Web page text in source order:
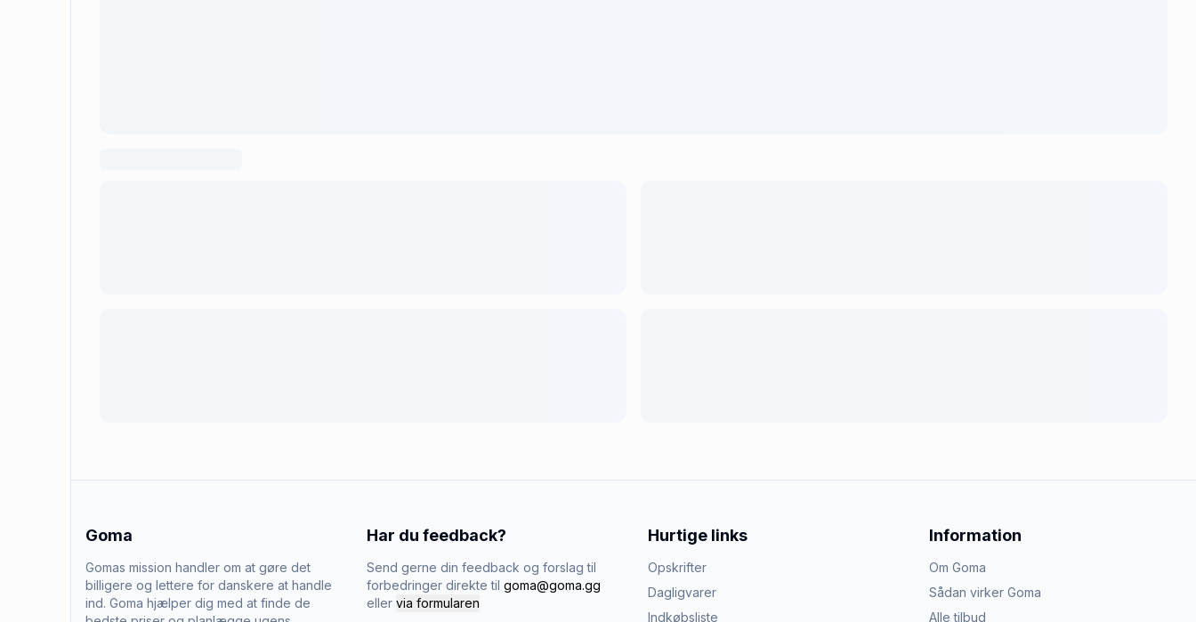
Goma
Gomas mission handler om at gøre det
billigere og lettere for danskere at handle
ind. Goma hjælper dig med at finde de
Har du feedback?
Send gerne din feedback og forslag til
forbedringer direkte til goma@goma.gg
eller via formularen
Hurtige links
Opskrifter
Dagligvarer
Indkøbsliste
Information
Om Goma
Sådan virker Goma
Alle tilbud